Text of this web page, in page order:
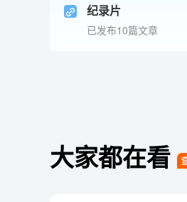
纪录片
已发布10篇文章
大家都在看